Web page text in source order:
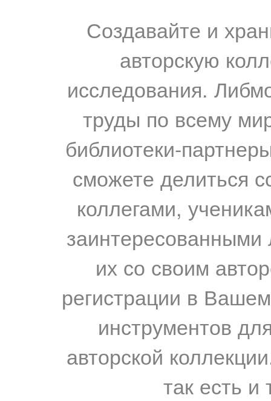
Создавайте и
авторскую
исследования.
труды по всему
библиотеки-
сможете делиться
коллегами,
их со своим
регистрации в
инструментов
авторской
так есть и